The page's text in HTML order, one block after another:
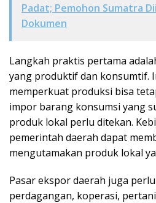
Padat; Pemohon Sumatra
Dokumen
Langkah praktis pertama
yang produktif dan konsumtif.
memperkuat produksi bisa
impor barang konsumsi yang
produk lokal perlu ditekan.
pemerintah daerah dapat
mengutamakan produk lokal
Pasar ekspor daerah juga
perdagangan, koperasi,